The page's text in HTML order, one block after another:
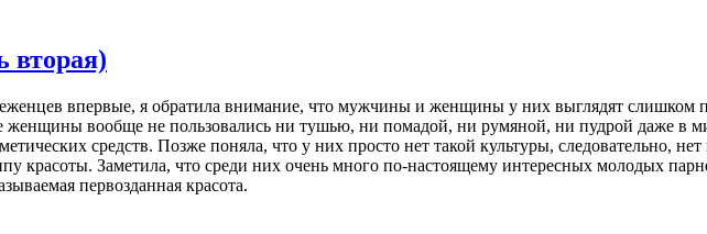
вторая)
впервые, я обратила внимание, что мужчины и женщины у них выглядят слишком
женщины вообще не пользовались ни тушью, ни помадой, ни румяной, ни пудрой даже в
средств. Позже поняла, что у них просто нет такой культуры, следовательно,
красоты. Заметила, что среди них очень много по-настоящему интересных молодых
первозданная красота.